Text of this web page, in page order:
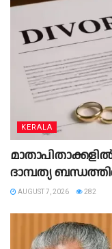
KERALA
ദാമ്പത്യ
AUGUST 7, 2026 282